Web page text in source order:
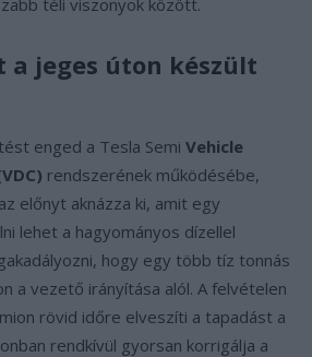
téli viszonyok között.
jeges úton készült
enged a Tesla Semi Vehicle
rendszerének működésébe,
előnyt aknázza ki, amit egy
lehet a hagyományos dízellel
hogy egy több tíz tonnás
a vezető irányítása alól. A felvételen
rövid időre elveszíti a tapadást a
rendkívül gyorsan korrigálja a